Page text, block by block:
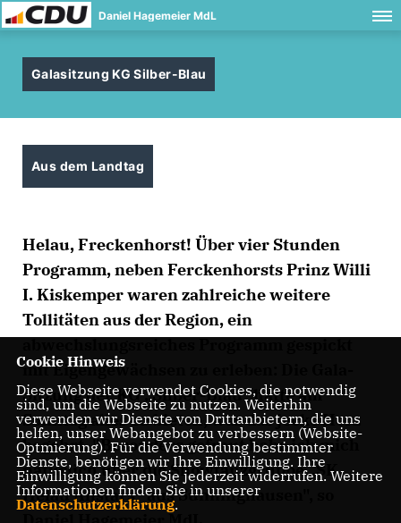
Daniel Hagemeier MdL
Galasitzung KG Silber-Blau
Aus dem Landtag
Helau, Freckenhorst! Über vier Stunden
Programm, neben Ferckenhorsts Prinz Willi
I. Kiskemper waren zahlreiche weitere
Tollitäten aus der Region, ein
mit Eigengewächsen zu erleben: Die Gala-
Sitzung der KG „Silber-Blau“ hatte am
Sonntag alles zu bieten, was das jecke Herz
begehrt. "Besonders gefreut habe ich mich
natürlich über die Showtanzgruppe „SK
Helau Allstars“ aus Sünninghausen", so
Cookie Hinweis
Diese Webseite verwendet Cookies, die notwendig
sind, um die Webseite zu nutzen. Weiterhin
verwenden wir Dienste von Drittanbietern, die uns
helfen, unser Webangebot zu verbessern (Website-
Optmierung). Für die Verwendung bestimmter
Dienste, benötigen wir Ihre Einwilligung. Ihre
Einwilligung können Sie jederzeit widerrufen. Weitere
Informationen finden Sie in unserer
Datenschutzerklärung.